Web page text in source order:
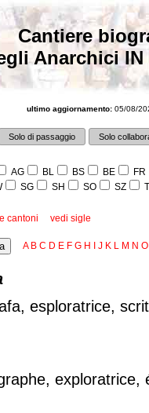
Cantiere
Anarchici IN
ultimo aggiornamento: 05/08/
Solo di passaggio Solo
AG BL BS BE
FR
SG SH SO SZ
cantoni vedi sigle
A B C D E F G H J K L M N O
esploratrice,
exploratrice,